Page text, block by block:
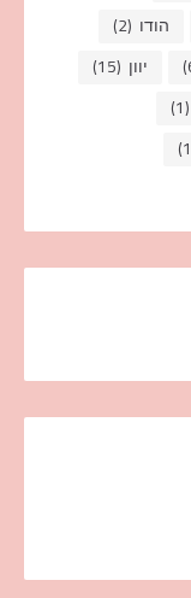
הודו (2)
יוון (15)
(1)